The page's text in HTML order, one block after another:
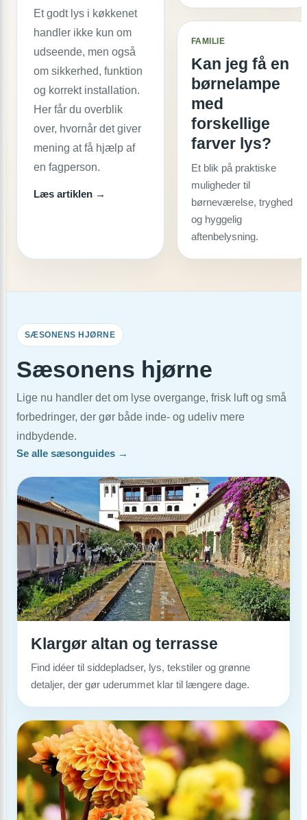
Et godt lys i køkkenet
handler ikke kun om
udseende, men også
om sikkerhed, funktion
og korrekt installation.
Her får du overblik
over, hvornår det giver
mening at få hjælp af
en fagperson.
Læs artiklen →
FAMILIE
Kan jeg få en
børnelampe
med
forskellige
farver lys?
Et blik på praktiske
muligheder til
børneværelse, tryghed
og hyggelig
aftenbelysning.
SÆSONENS HJØRNE
Sæsonens hjørne
Lige nu handler det om lyse overgange, frisk luft og små
forbedringer, der gør både inde- og udeliv mere
indbydende.
Se alle sæsonguides →
Klargør altan og terrasse
Find idéer til siddepladser, lys, tekstiler og grønne
detaljer, der gør uderummet klar til længere dage.